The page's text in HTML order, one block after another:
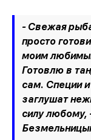
- Свежая
просто
моим
Готовлю в
сам. Специи
заглушат
силу любому,